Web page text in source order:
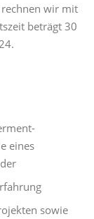
wir mit
beträgt 30
eines
sowie